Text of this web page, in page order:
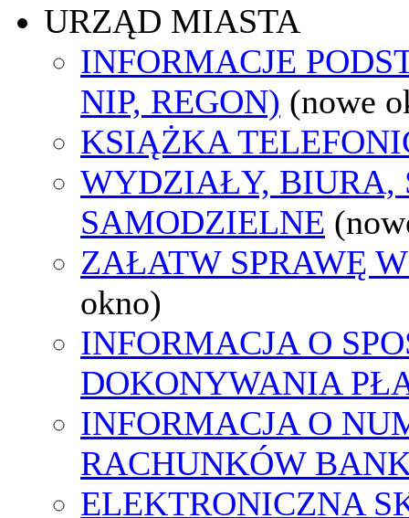
URZĄD MIASTA
INFORMACJE
NIP, REGON) (nowe
KSIĄŻKA
WYDZIAŁY, BIURA,
SAMODZIELNE
ZAŁATW SPRAWĘ
okno)
INFORMACJA O
DOKONYWANIA
INFORMACJA O
RACHUNKÓW
ELEKTRONICZNA